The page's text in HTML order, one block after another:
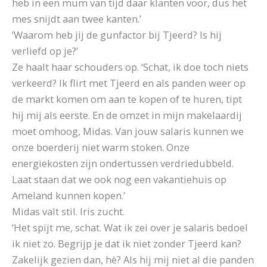
mes snijdt aan twee kanten.’
‘Waarom heb jij de gunfactor bij Tjeerd? Is hij
verliefd op je?’
Ze haalt haar schouders op. ‘Schat, ik doe toch niets
verkeerd? Ik flirt met Tjeerd en als panden weer op
de markt komen om aan te kopen of te huren, tipt
hij mij als eerste. En de omzet in mijn makelaardij
moet omhoog, Midas. Van jouw salaris kunnen we
onze boerderij niet warm stoken. Onze
energiekosten zijn ondertussen verdriedubbeld.
Laat staan dat we ook nog een vakantiehuis op
Ameland kunnen kopen.’
Midas valt stil. Iris zucht.
‘Het spijt me, schat. Wat ik zei over je salaris bedoel
ik niet zo. Begrijp je dat ik niet zonder Tjeerd kan?
Zakelijk gezien dan, hè? Als hij mij niet al die panden